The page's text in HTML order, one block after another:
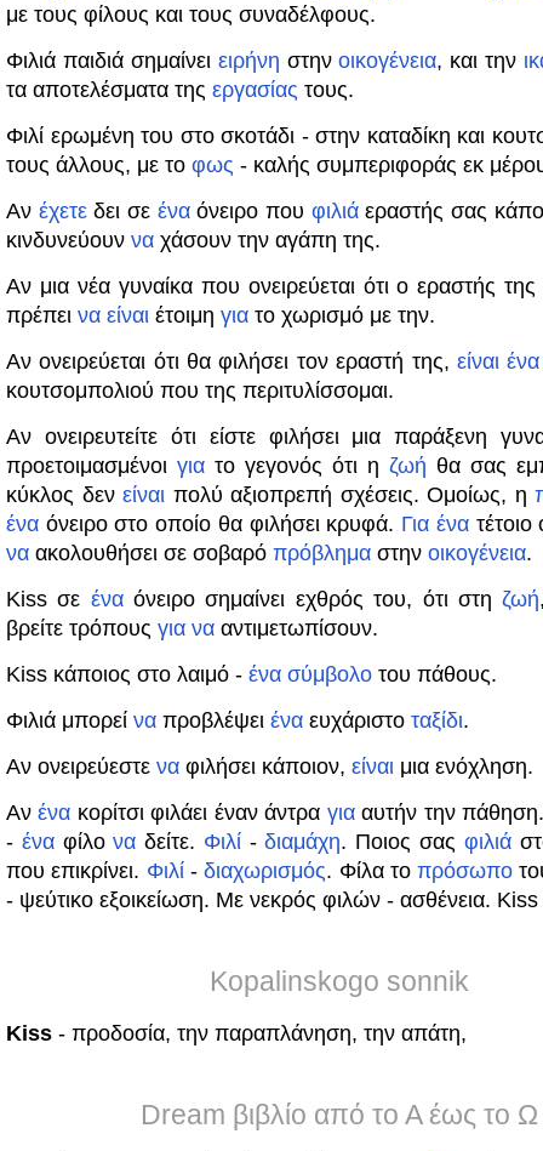
με τους φίλους και τους συναδέλφους.
Φιλιά παιδιά σημαίνει ειρήνη στηνοικογένεια, και την
τα αποτελέσματα της εργασίας τους.
Φιλί ερωμένη του στο σκοτάδι - στην καταδίκη και
τους άλλους, με το φως - καλής συμπεριφοράς εκ
Αν έχετεδει σε έναόνειρο που φιλιάεραστής σας
κινδυνεύουν να χάσουν την αγάπη της.
Αν μια νέα γυναίκα που ονειρεύεται ότι ο εραστής
πρέπει να είναι έτοιμη για το χωρισμό με την.
Αν ονειρεύεται ότι θα φιλήσει τον εραστή της, είναι ένα
κουτσομπολιού που της περιτυλίσσομαι.
Αν ονειρευτείτε ότι είστε φιλήσει μια παράξενη
προετοιμασμένοι για το γεγονός ότι η ζωή θα σας
κύκλος δενείναι πολύ αξιοπρεπή σχέσεις. Ομοίως, η
ένα όνειρο στο οποίο θα φιλήσει κρυφά. Για ένατέτοιο
να ακολουθήσει σε σοβαρό πρόβλημα στην οικογένεια.
Kiss σε έναόνειρο σημαίνει εχθρός του, ότι στηζωή
βρείτε τρόπους για να αντιμετωπίσουν.
Kiss κάποιος στο λαιμό - ένα σύμβολο του πάθους.
Φιλιά μπορεί να προβλέψει ένα ευχάριστο ταξίδι.
Αν ονειρεύεστε να φιλήσει κάποιον, είναι μια ενόχληση.
Ανένα κορίτσι φιλάει έναν άντρα γιααυτήν την
- έναφίλονα δείτε. Φιλί-διαμάχη. Ποιος σας φιλιά
που επικρίνει. Φιλί-διαχωρισμός. Φίλα τοπρόσωπο
- ψεύτικο εξοικείωση. Με νεκρός φιλών - ασθένεια.
Kopalinskogo sonnik
Kiss - προδοσία, την παραπλάνηση, την απάτη,
Dream βιβλίο από το Α έως το Ω